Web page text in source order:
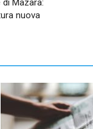
di Mazara:
nuova